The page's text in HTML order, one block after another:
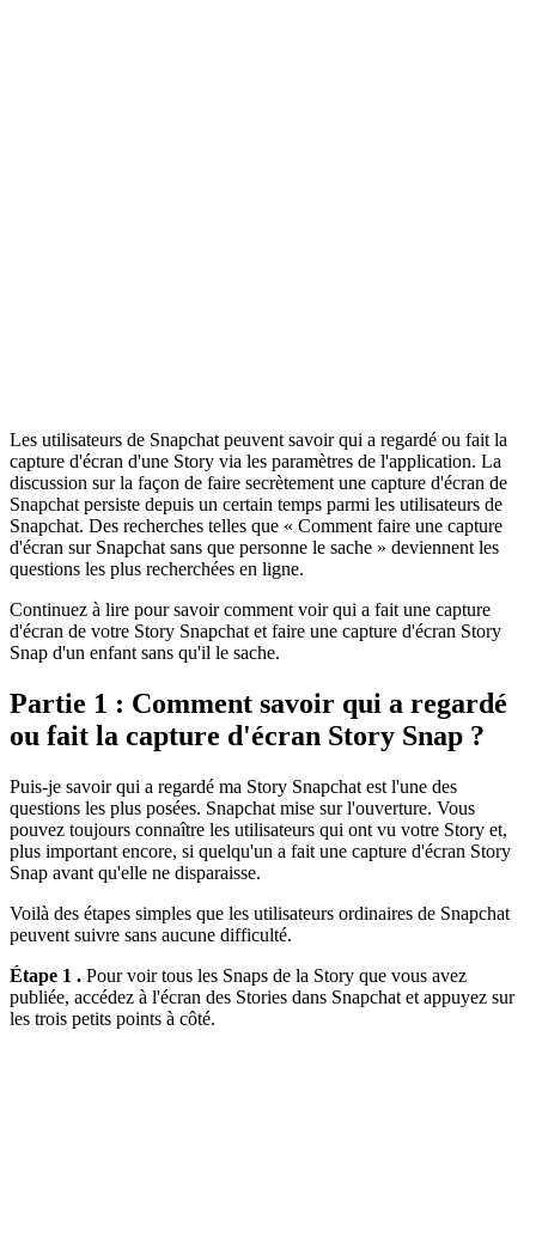
Les utilisateurs de Snapchat peuvent savoir qui a regardé ou fait la
capture d'écran d'une Story via les paramètres de l'application. La
discussion sur la façon de faire secrètement une capture d'écran de
Snapchat persiste depuis un certain temps parmi les utilisateurs de
Snapchat. Des recherches telles que « Comment faire une capture
d'écran sur Snapchat sans que personne le sache » deviennent les
questions les plus recherchées en ligne.
Continuez à lire pour savoir comment voir qui a fait une capture
d'écran de votre Story Snapchat et faire une capture d'écran Story
Snap d'un enfant sans qu'il le sache.
Partie 1 : Comment savoir qui a regardé
ou fait la capture d'écran Story Snap ?
Puis-je savoir qui a regardé ma Story Snapchat est l'une des
questions les plus posées. Snapchat mise sur l'ouverture. Vous
pouvez toujours connaître les utilisateurs qui ont vu votre Story et,
plus important encore, si quelqu'un a fait une capture d'écran Story
Snap avant qu'elle ne disparaisse.
Voilà des étapes simples que les utilisateurs ordinaires de Snapchat
peuvent suivre sans aucune difficulté.
Étape 1 . Pour voir tous les Snaps de la Story que vous avez
publiée, accédez à l'écran des Stories dans Snapchat et appuyez sur
les trois petits points à côté.